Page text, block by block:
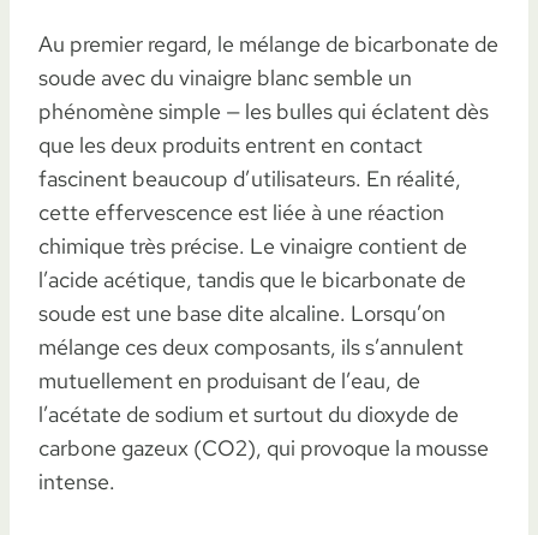
Au premier regard, le mélange de bicarbonate de
soude avec du vinaigre blanc semble un
phénomène simple — les bulles qui éclatent dès
que les deux produits entrent en contact
fascinent beaucoup d’utilisateurs. En réalité,
cette effervescence est liée à une réaction
chimique très précise. Le vinaigre contient de
l’acide acétique, tandis que le bicarbonate de
soude est une base dite alcaline. Lorsqu’on
mélange ces deux composants, ils s’annulent
mutuellement en produisant de l’eau, de
l’acétate de sodium et surtout du dioxyde de
carbone gazeux (CO2), qui provoque la mousse
intense.